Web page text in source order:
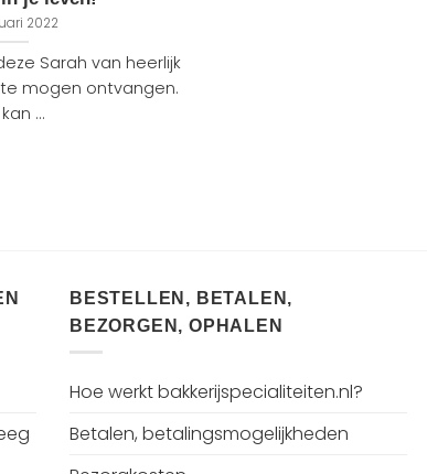
2022
Sarah van heerlijk
mogen ontvangen.
...
BESTELLEN, BETALEN,
BEZORGEN, OPHALEN
Hoe werkt bakkerijspecialiteiten.nl?
Betalen, betalingsmogelijkheden